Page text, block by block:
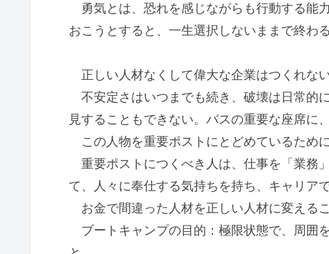
勇気とは、恐れを感じながらも行動する能
おこうとすると、一生選択しないままで終わる
正しい人材なくして偉大な企業はつくれない
不安定さはいつまでも続き、破壊は日常的
見することもできない。バスの重要な座席に
この人物を重要ポストにとどめているため
重要ポストにつくべき人は、仕事を「業務
て、人々に奉仕する気持ちを持ち、キャリア
お金で間違った人材を正しい人材に変えるこ
ブートキャンプの目的：極限状態で、周囲